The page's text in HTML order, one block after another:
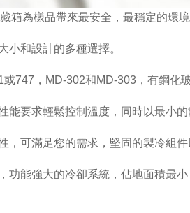
箱為樣品帶來最安全，最穩定的環境
小和設計的多種選擇。
747，MD-302和MD-303，有鋼化
能要求輕鬆控制溫度，同時以最小
，可滿足您的需求，堅固的製冷組
功能強大的冷卻系統，佔地面積最